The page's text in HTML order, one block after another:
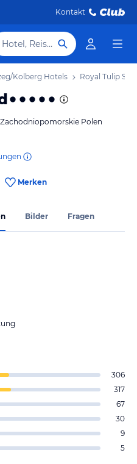
Kontakt
Hotel, Reiseziel
Kolberg Hotels Royal Tulip
Polen
Merken
Bilder Fragen
306
317
67
30
9
5